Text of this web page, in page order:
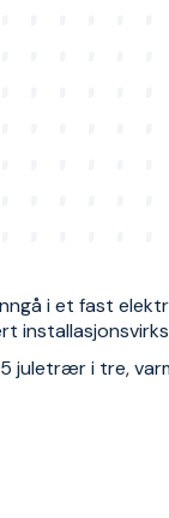
i et fast
juletrær i tre,